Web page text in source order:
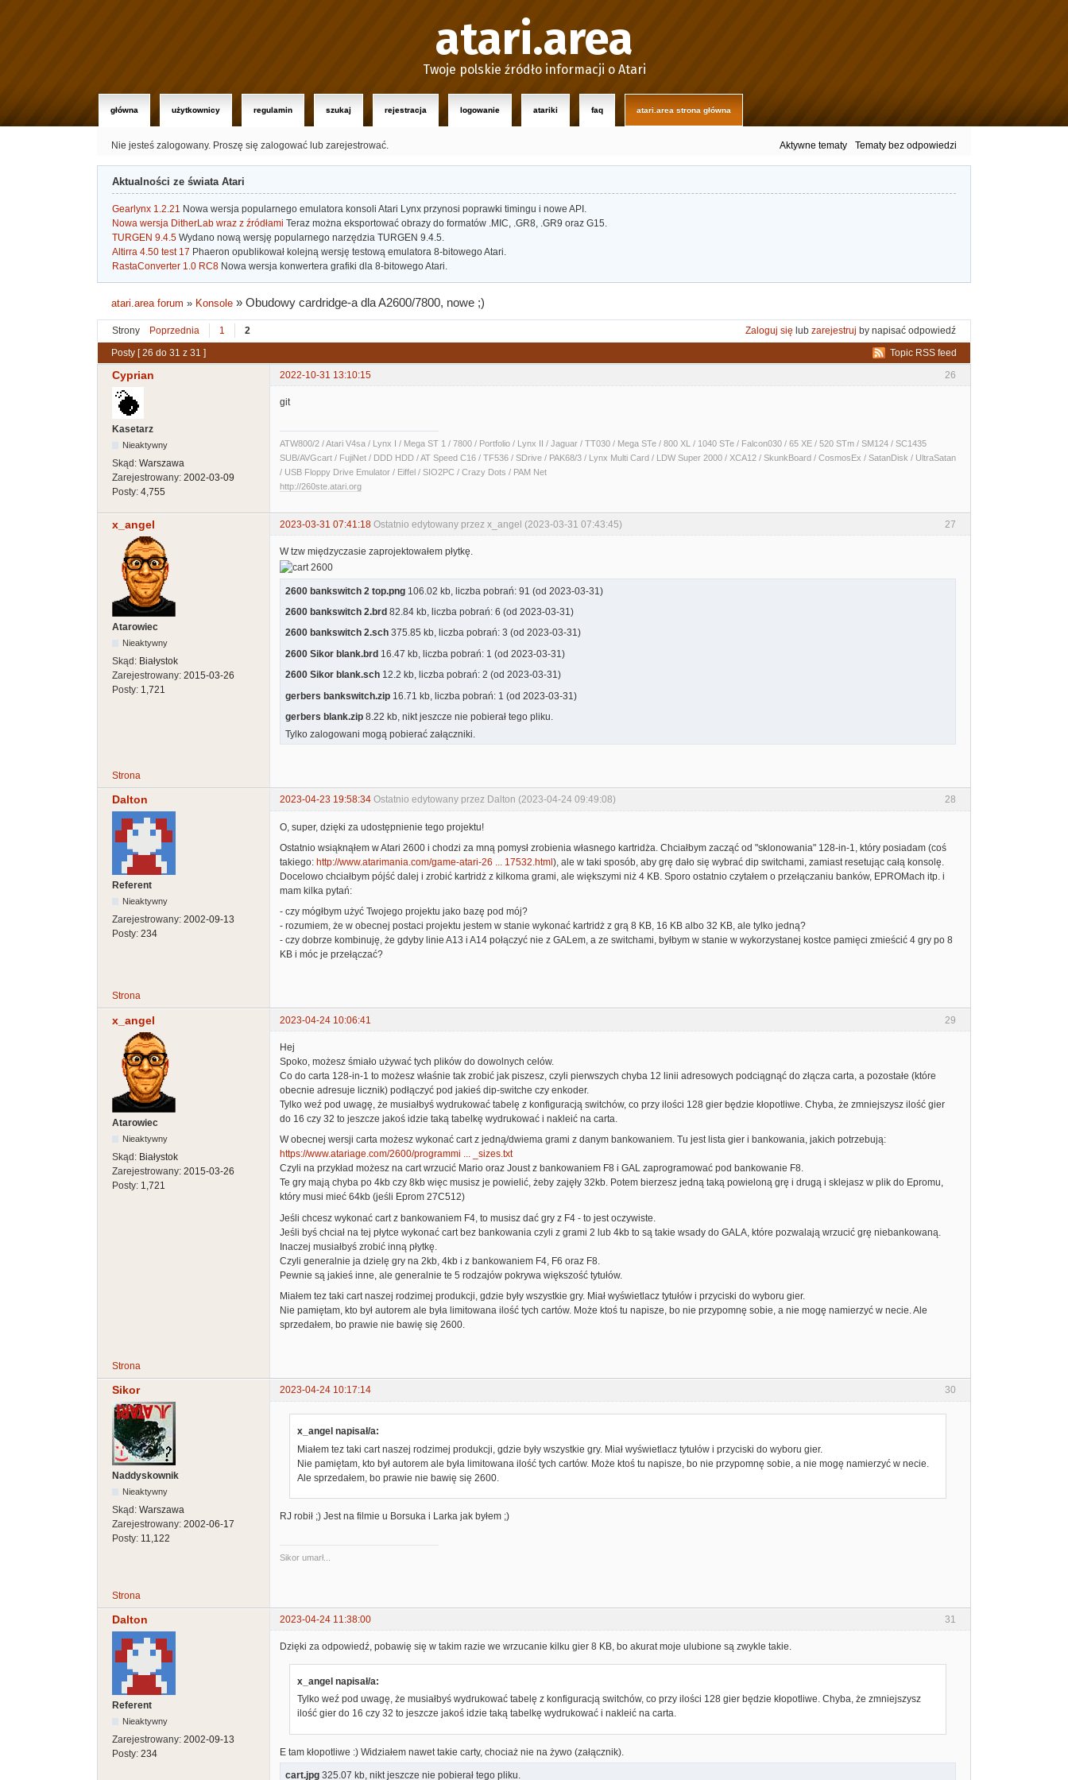
atari.area
Twoje polskie źródło informacji o Atari
główna użytkownicy regulamin szukaj rejestracja logowanie atariki faq atari.area strona główna
Nie jesteś zalogowany. Proszę się zalogować lub zarejestrować. Aktywne tematy Tematy bez odpowiedzi
Aktualności ze świata Atari
Gearlynx 1.2.21 Nowa wersja popularnego emulatora konsoli Atari Lynx przynosi poprawki timingu i nowe API.
Nowa wersja DitherLab wraz z źródłami Teraz można eksportować obrazy do formatów .MIC, .GR8, .GR9 oraz G15.
TURGEN 9.4.5 Wydano nową wersję popularnego narzędzia TURGEN 9.4.5.
Altirra 4.50 test 17 Phaeron opublikował kolejną wersję testową emulatora 8-bitowego Atari.
RastaConverter 1.0 RC8 Nowa wersja konwertera grafiki dla 8-bitowego Atari.
atari.area forum » Konsole »Obudowy cardridge-a dla A2600/7800, nowe ;)
Strony Poprzednia 1 2 Zaloguj się lub zarejestruj by napisać odpowiedź
Topic RSS feed
Posty [ 26 do 31 z 31 ]
26
Cyprian 2022-10-31 13:10:15
Kasetarz
Nieaktywny
Skąd: Warszawa
Zarejestrowany: 2002-03-09
Posty: 4,755
git
ATW800/2 / Atari V4sa / Lynx I / Mega ST 1 / 7800 / Portfolio / Lynx II / Jaguar / TT030 / Mega STe / 800 XL / 1040 STe / Falcon030 / 65 XE / 520 STm / SM124 / SC1435
SUB/AVGcart / FujiNet / DDD HDD / AT Speed C16 / TF536 / SDrive / PAK68/3 / Lynx Multi Card / LDW Super 2000 / XCA12 / SkunkBoard / CosmosEx / SatanDisk / UltraSatan
/ USB Floppy Drive Emulator / Eiffel / SIO2PC / Crazy Dots / PAM Net
http://260ste.atari.org
27
x_angel 2023-03-31 07:41:18 Ostatnio edytowany przez x_angel (2023-03-31 07:43:45)
Atarowiec
Nieaktywny
Skąd: Białystok
Zarejestrowany: 2015-03-26
Posty: 1,721
W tzw międzyczasie zaprojektowałem płytkę.
2600 bankswitch 2 top.png 106.02 kb, liczba pobrań: 91 (od 2023-03-31)
2600 bankswitch 2.brd 82.84 kb, liczba pobrań: 6 (od 2023-03-31)
2600 bankswitch 2.sch 375.85 kb, liczba pobrań: 3 (od 2023-03-31)
2600 Sikor blank.brd 16.47 kb, liczba pobrań: 1 (od 2023-03-31)
2600 Sikor blank.sch 12.2 kb, liczba pobrań: 2 (od 2023-03-31)
gerbers bankswitch.zip 16.71 kb, liczba pobrań: 1 (od 2023-03-31)
gerbers blank.zip 8.22 kb, nikt jeszcze nie pobierał tego pliku.
Tylko zalogowani mogą pobierać załączniki.
Strona
28
Dalton 2023-04-23 19:58:34 Ostatnio edytowany przez Dalton (2023-04-24 09:49:08)
Referent
Nieaktywny
Zarejestrowany: 2002-09-13
Posty: 234
O, super, dzięki za udostępnienie tego projektu!
Ostatnio wsiąknąłem w Atari 2600 i chodzi za mną pomysł zrobienia własnego kartridża. Chciałbym zacząć od "sklonowania" 128-in-1, który posiadam (coś
takiego: http://www.atarimania.com/game-atari-26 ... 17532.html), ale w taki sposób, aby grę dało się wybrać dip switchami, zamiast resetując całą konsolę.
Docelowo chciałbym pójść dalej i zrobić kartridż z kilkoma grami, ale większymi niż 4 KB. Sporo ostatnio czytałem o przełączaniu banków, EPROMach itp. i
mam kilka pytań:
- czy mógłbym użyć Twojego projektu jako bazę pod mój?
- rozumiem, że w obecnej postaci projektu jestem w stanie wykonać kartridż z grą 8 KB, 16 KB albo 32 KB, ale tylko jedną?
- czy dobrze kombinuję, że gdyby linie A13 i A14 połączyć nie z GALem, a ze switchami, byłbym w stanie w wykorzystanej kostce pamięci zmieścić 4 gry po 8
KB i móc je przełączać?
Strona
29
x_angel 2023-04-24 10:06:41
Atarowiec
Nieaktywny
Skąd: Białystok
Zarejestrowany: 2015-03-26
Posty: 1,721
Hej
Spoko, możesz śmiało używać tych plików do dowolnych celów.
Co do carta 128-in-1 to możesz właśnie tak zrobić jak piszesz, czyli pierwszych chyba 12 linii adresowych podciągnąć do złącza carta, a pozostałe (które
obecnie adresuje licznik) podłączyć pod jakieś dip-switche czy enkoder.
Tylko weź pod uwagę, że musiałbyś wydrukować tabelę z konfiguracją switchów, co przy ilości 128 gier będzie kłopotliwe. Chyba, że zmniejszysz ilość gier
do 16 czy 32 to jeszcze jakoś idzie taką tabelkę wydrukować i nakleić na carta.
W obecnej wersji carta możesz wykonać cart z jedną/dwiema grami z danym bankowaniem. Tu jest lista gier i bankowania, jakich potrzebują:
https://www.atariage.com/2600/programmi ... _sizes.txt
Czyli na przykład możesz na cart wrzucić Mario oraz Joust z bankowaniem F8 i GAL zaprogramować pod bankowanie F8.
Te gry mają chyba po 4kb czy 8kb więc musisz je powielić, żeby zajęły 32kb. Potem bierzesz jedną taką powieloną grę i drugą i sklejasz w plik do Epromu,
który musi mieć 64kb (jeśli Eprom 27C512)
Jeśli chcesz wykonać cart z bankowaniem F4, to musisz dać gry z F4 - to jest oczywiste.
Jeśli byś chciał na tej płytce wykonać cart bez bankowania czyli z grami 2 lub 4kb to są takie wsady do GALA, które pozwalają wrzucić grę niebankowaną.
Inaczej musiałbyś zrobić inną płytkę.
Czyli generalnie ja dzielę gry na 2kb, 4kb i z bankowaniem F4, F6 oraz F8.
Pewnie są jakieś inne, ale generalnie te 5 rodzajów pokrywa większość tytułów.
Miałem tez taki cart naszej rodzimej produkcji, gdzie były wszystkie gry. Miał wyświetlacz tytułów i przyciski do wyboru gier.
Nie pamiętam, kto był autorem ale była limitowana ilość tych cartów. Może ktoś tu napisze, bo nie przypomnę sobie, a nie mogę namierzyć w necie. Ale
sprzedałem, bo prawie nie bawię się 2600.
Strona
30
Sikor 2023-04-24 10:17:14
Naddyskownik
Nieaktywny
Skąd: Warszawa
Zarejestrowany: 2002-06-17
Posty: 11,122
x_angel napisał/a:
Miałem tez taki cart naszej rodzimej produkcji, gdzie były wszystkie gry. Miał wyświetlacz tytułów i przyciski do wyboru gier.
Nie pamiętam, kto był autorem ale była limitowana ilość tych cartów. Może ktoś tu napisze, bo nie przypomnę sobie, a nie mogę namierzyć w necie.
Ale sprzedałem, bo prawie nie bawię się 2600.
RJ robił ;) Jest na filmie u Borsuka i Larka jak byłem ;)
Sikor umarł...
Strona
31
Dalton 2023-04-24 11:38:00
Referent
Nieaktywny
Zarejestrowany: 2002-09-13
Posty: 234
Dzięki za odpowiedź, pobawię się w takim razie we wrzucanie kilku gier 8 KB, bo akurat moje ulubione są zwykle takie.
x_angel napisał/a:
Tylko weź pod uwagę, że musiałbyś wydrukować tabelę z konfiguracją switchów, co przy ilości 128 gier będzie kłopotliwe. Chyba, że zmniejszysz
ilość gier do 16 czy 32 to jeszcze jakoś idzie taką tabelkę wydrukować i nakleić na carta.
E tam kłopotliwe :) Widziałem nawet takie carty, chociaż nie na żywo (załącznik).
cart.jpg 325.07 kb, nikt jeszcze nie pobierał tego pliku.